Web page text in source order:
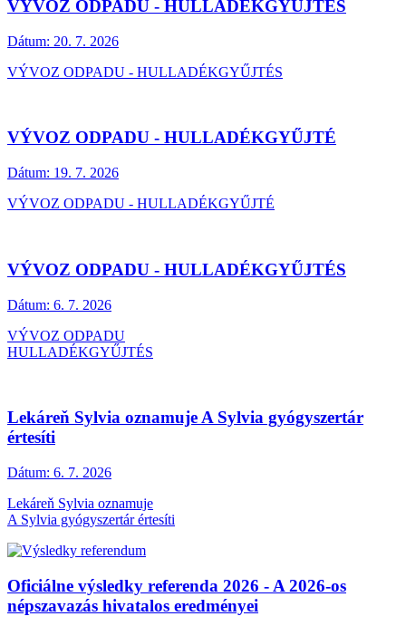
VÝVOZ ODPADU - HULLADÉKGYŰJTÉS
Dátum: 20. 7. 2026
VÝVOZ ODPADU - HULLADÉKGYŰJTÉS
VÝVOZ ODPADU - HULLADÉKGYŰJTÉ
Dátum: 19. 7. 2026
VÝVOZ ODPADU - HULLADÉKGYŰJTÉ
VÝVOZ ODPADU - HULLADÉKGYŰJTÉS
Dátum: 6. 7. 2026
VÝVOZ ODPADU
HULLADÉKGYŰJTÉS
Lekáreň Sylvia oznamuje A Sylvia gyógyszertár
értesíti
Dátum: 6. 7. 2026
Lekáreň Sylvia oznamuje
A Sylvia gyógyszertár értesíti
Oficiálne výsledky referenda 2026 - A 2026-os
népszavazás hivatalos eredményei